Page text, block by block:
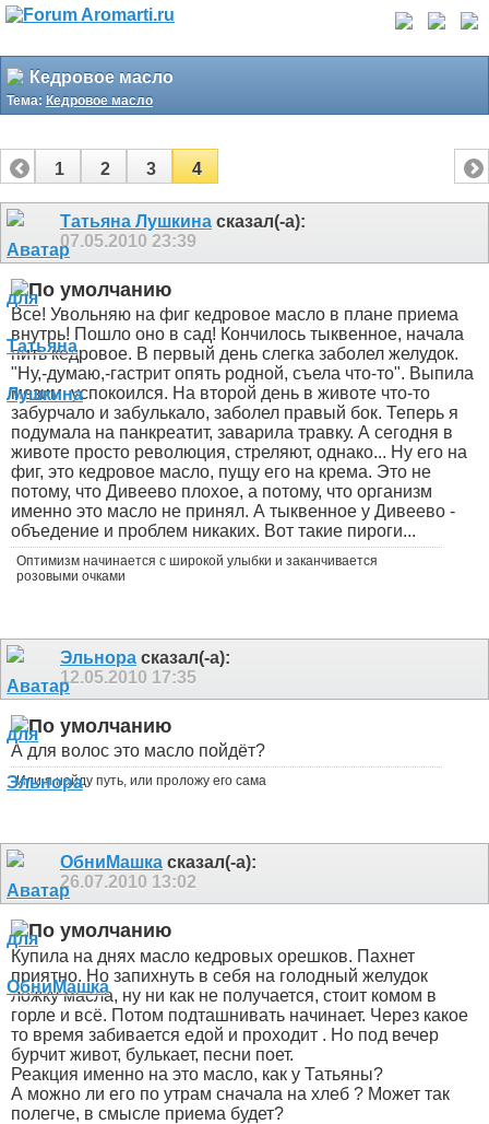
Кедровое масло
Тема: Кедровое масло
1 2 3 4
Татьяна Лушкина сказал(-а):
07.05.2010 23:39
Все! Увольняю на фиг кедровое масло в плане приема
внутрь! Пошло оно в сад! Кончилось тыквенное, начала
пить кедровое. В первый день слегка заболел желудок.
"Ну,-думаю,-гастрит опять родной, съела что-то". Выпила
мезим, успокоился. На второй день в животе что-то
забурчало и забулькало, заболел правый бок. Теперь я
подумала на панкреатит, заварила травку. А сегодня в
животе просто революция, стреляют, однако... Ну его на
фиг, это кедровое масло, пущу его на крема. Это не
потому, что Дивеево плохое, а потому, что организм
именно это масло не принял. А тыквенное у Дивеево -
объедение и проблем никаких. Вот такие пироги...
Оптимизм начинается с широкой улыбки и заканчивается
розовыми очками
Эльнора сказал(-а):
12.05.2010 17:35
А для волос это масло пойдёт?
Или я найду путь, или проложу его сама
ОбниМашка сказал(-а):
26.07.2010 13:02
Купила на днях масло кедровых орешков. Пахнет
приятно. Но запихнуть в себя на голодный желудок
ложку масла, ну ни как не получается, стоит комом в
горле и всё. Потом подташнивать начинает. Через какое
то время забивается едой и проходит . Но под вечер
бурчит живот, булькает, песни поет.
Реакция именно на это масло, как у Татьяны?
А можно ли его по утрам сначала на хлеб ? Может так
полегче, в смысле приема будет?